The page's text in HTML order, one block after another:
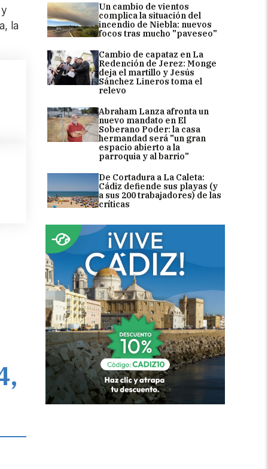
Un cambio de vientos
complica la situación del
incendio de Niebla: nuevos
focos tras mucho "paveseo"
Cambio de capataz en La
Redención de Jerez: Monge
deja el martillo y Jesús
Sánchez Lineros toma el
relevo
Abraham Lanza afronta un
nuevo mandato en El
Soberano Poder: la casa
hermandad será "un gran
espacio abierto a la
parroquia y al barrio"
De Cortadura a La Caleta:
Cádiz defiende sus playas (y
a sus 200 trabajadores) de las
críticas
la